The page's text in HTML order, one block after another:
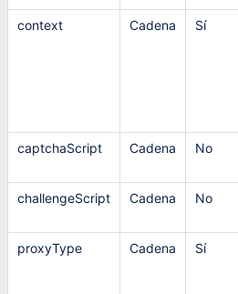
context Cadena Sí
captchaScript Cadena No
challengeScript Cadena No
proxyType Cadena Sí